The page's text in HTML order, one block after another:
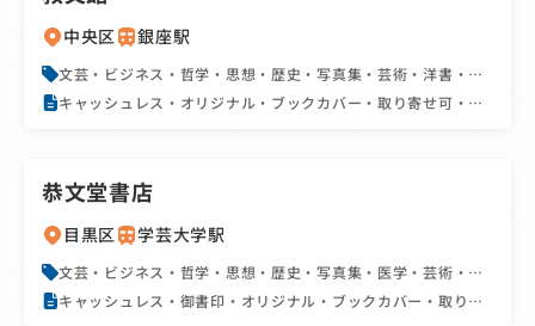
中央区 銀座駅
文芸・ビジネス・哲学・思想・歴史・写真集・芸術・洋書・実
誌・コミック
キャッシュレス・オリジナル・ブックカバー・取り寄せ可・カ
恭文堂書店
目黒区 学芸大学駅
文芸・ビジネス・哲学・思想・歴史・写真集・医学・芸術・学
書・BL・文庫・新書・雑誌・コミック
キャッシュレス・御書印・オリジナル・ブックカバー・取り寄